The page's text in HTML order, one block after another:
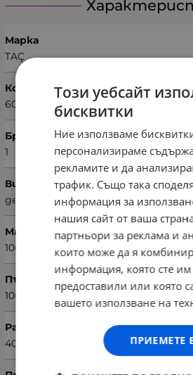
Марка
TAÇ
Код на продукта
60159544
Брой възглавници
1
Вид на възглавницата
декоративна
Материал текстил
100% памук
Пълнеж на възглавницата
100% полиестер
Размери на възглавницата (Ш х В)
40 х 40 см
Този уебсайт
бисквитки
Ние използваме
персонализираме
рекламите и да
трафик. Също така
информация за
нашия сайт от ваша
партньори за реклама и
които може да я
информация, която сте им
предоставили или която
вашето използване на
ПРИЕМЕТЕ